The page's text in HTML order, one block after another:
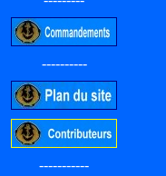
----------
-----------